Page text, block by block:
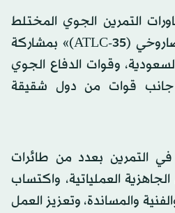
التمرين الجوي المختلط
«مركز الحرب الجوي الصاروخي (ATLC-35)» بمشاركة
وقوات الدفاع الجوي
جانب قوات من دول شقيقة
في التمرين بعدد من طائرات
العملياتية، واكتساب
والمساندة، وتعزيز العمل